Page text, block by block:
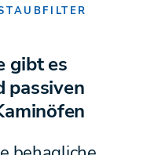
gibt es
passiven